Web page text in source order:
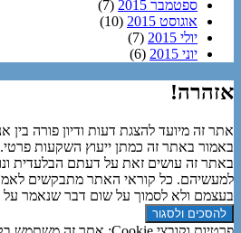
ספטמבר 2015
(7)
אוגוסט 2015
(10)
יולי 2015
(7)
יוני 2015
(6)
אזהרה!
אתר זה מיועד להצגת דעות ודיון פורה בין
באמור באתר זה כמתן ייעוץ השקעות
באתר זה עושים זאת על דעתם הבלעדית
למעשיהם. כל קוראי האתר מתבקשים
בעצמם ולא לסמוך על שום דבר שנאמר על